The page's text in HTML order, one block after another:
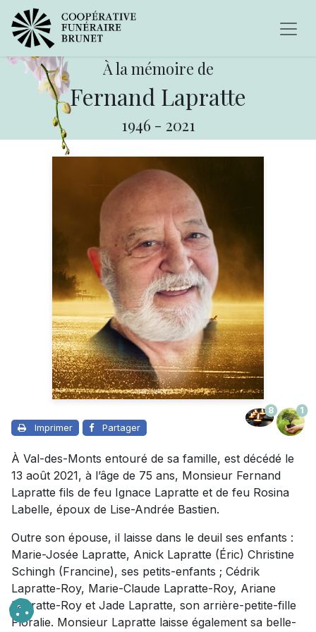
À la mémoire de
Fernand Lapratte
1946 - 2021
Imprimer Partager
8 1
À Val-des-Monts entouré de sa famille, est décédé le
13 août 2021, à l’âge de 75 ans, Monsieur Fernand
Lapratte fils de feu Ignace Lapratte et de feu Rosina
Labelle, époux de Lise-Andrée Bastien.
Outre son épouse, il laisse dans le deuil ses enfants :
Marie-Josée Lapratte, Anick Lapratte (Éric) Christine
Schingh (Francine), ses petits-enfants ; Cédrik
Lapratte-Roy, Marie-Claude Lapratte-Roy, Ariane
Lapratte-Roy et Jade Lapratte, son arrière-petite-fille
Floralie. Monsieur Lapratte laisse également sa belle-